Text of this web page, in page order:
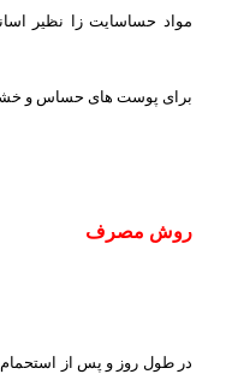
مواد حساسایت زا نظیر
برای پوست های حساس و
روش مصرف
در طول روز و پس از استحمام